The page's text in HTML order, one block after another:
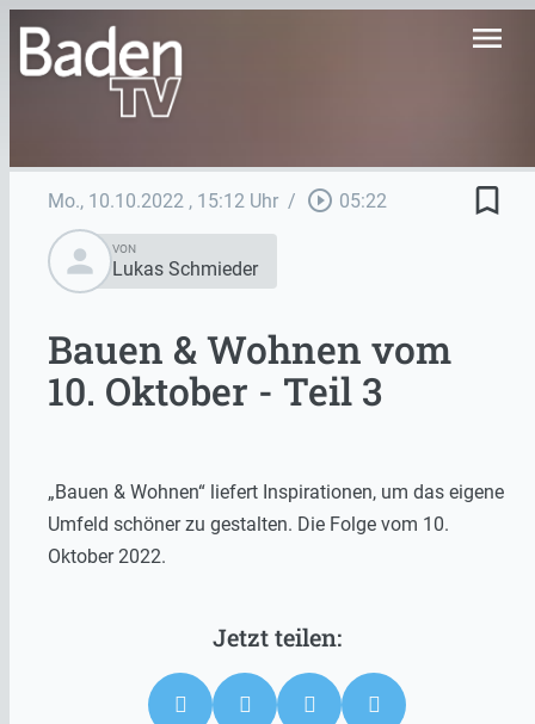
menu
Mo., 10.10.2022 , 15:12 Uhr / play_circle_outline 05:22
bookmark_border
person
VON
Lukas Schmieder
Bauen & Wohnen vom
10. Oktober - Teil 3
„Bauen & Wohnen“ liefert Inspirationen, um das eigene
Umfeld schöner zu gestalten. Die Folge vom 10.
Oktober 2022.